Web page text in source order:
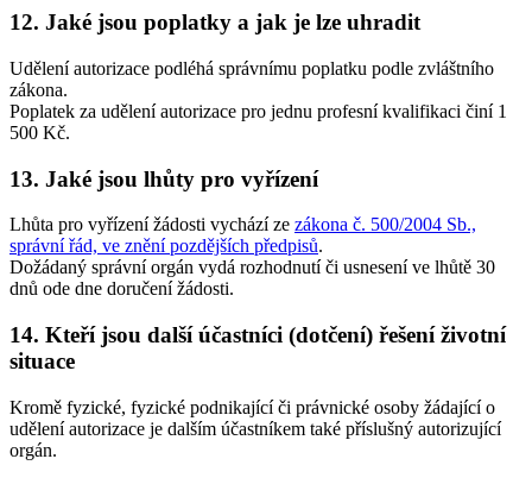
12. Jaké jsou poplatky a jak je lze uhradit
Udělení autorizace podléhá správnímu poplatku podle zvláštního
zákona.
Poplatek za udělení autorizace pro jednu profesní kvalifikaci činí 1
500 Kč.
13. Jaké jsou lhůty pro vyřízení
Lhůta pro vyřízení žádosti vychází ze zákona č. 500/2004 Sb.,
správní řád, ve znění pozdějších předpisů.
Dožádaný správní orgán vydá rozhodnutí či usnesení ve lhůtě 30
dnů ode dne doručení žádosti.
14. Kteří jsou další účastníci (dotčení) řešení životní
situace
Kromě fyzické, fyzické podnikající či právnické osoby žádající o
udělení autorizace je dalším účastníkem také příslušný autorizující
orgán.